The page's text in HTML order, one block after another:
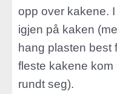
opp over kakene.
igjen på kaken
hang plasten best
fleste kakene
rundt seg).